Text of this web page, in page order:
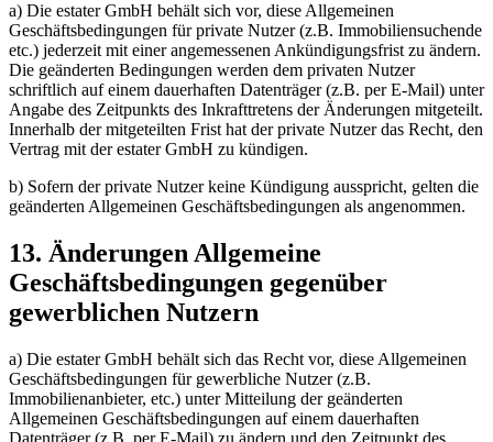
a) Die estater GmbH behält sich vor, diese Allgemeinen
Geschäftsbedingungen für private Nutzer (z.B. Immobiliensuchende
etc.) jederzeit mit einer angemessenen Ankündigungsfrist zu ändern.
Die geänderten Bedingungen werden dem privaten Nutzer
schriftlich auf einem dauerhaften Datenträger (z.B. per E-Mail) unter
Angabe des Zeitpunkts des Inkrafttretens der Änderungen mitgeteilt.
Innerhalb der mitgeteilten Frist hat der private Nutzer das Recht, den
Vertrag mit der estater GmbH zu kündigen.
b) Sofern der private Nutzer keine Kündigung ausspricht, gelten die
geänderten Allgemeinen Geschäftsbedingungen als angenommen.
13. Änderungen Allgemeine
Geschäftsbedingungen gegenüber
gewerblichen Nutzern
a) Die estater GmbH behält sich das Recht vor, diese Allgemeinen
Geschäftsbedingungen für gewerbliche Nutzer (z.B.
Immobilienanbieter, etc.) unter Mitteilung der geänderten
Allgemeinen Geschäftsbedingungen auf einem dauerhaften
Datenträger (z.B. per E-Mail) zu ändern und den Zeitpunkt des